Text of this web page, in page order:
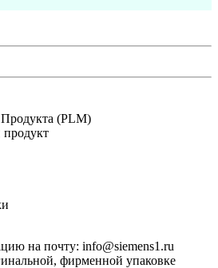
(PLM)
на почту: info@siemens1.ru
фирменной упаковке